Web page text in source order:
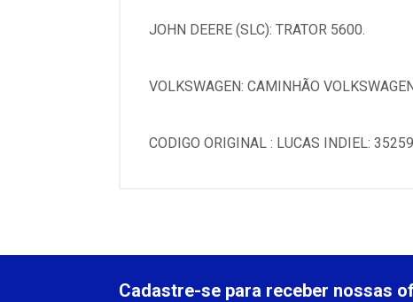
JOHN DEERE (SLC): TRATOR 5600.
VOLKSWAGEN: CAMINHÃO
CODIGO ORIGINAL : LUCAS INDIEL:
Cadastre-se para receber nossas